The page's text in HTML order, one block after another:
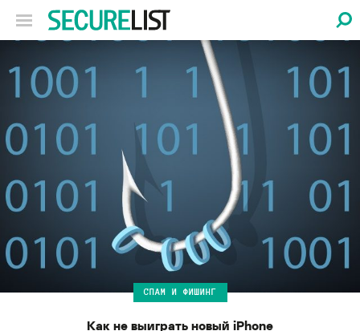
СПАМ И ФИШИНГ
Как не выиграть новый iPhone